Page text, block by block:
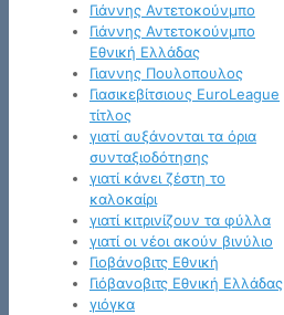
Γιάννης Αντετοκούνμπο
Γιάννης Αντετοκούνμπο
Εθνική Ελλάδας
Γιαννης Πουλοπουλος
Γιασικεβίτσιους EuroLeague
τίτλος
γιατί αυξάνονται τα όρια
συνταξιοδότησης
γιατί κάνει ζέστη το
καλοκαίρι
γιατί κιτρινίζουν τα φύλλα
γιατί οι νέοι ακούν βινύλιο
Γιοβάνοβιτς Εθνική
Γιόβανοβιτς Εθνική Ελλάδας
γιόγκα